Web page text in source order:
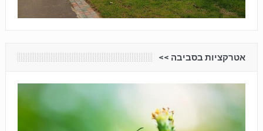
אטרקציות בסביבה <<